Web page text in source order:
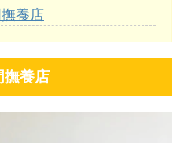
養店
撫養店